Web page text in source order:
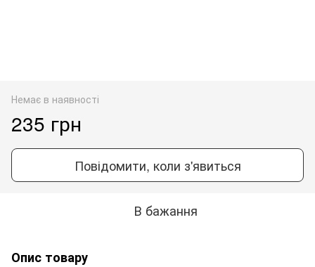
Немає в наявності
235 грн
Повідомити, коли з'явиться
В бажання
Опис товару